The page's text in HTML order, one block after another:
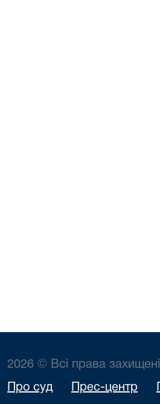
2026 © Всі права захищені
Про суд Прес-центр